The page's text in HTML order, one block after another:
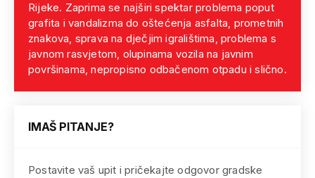
Rijeke. Zaprima se najširi spektar problema poput
grafita i vandalizma do oštećenja asfalta, prometnih
znakova, sprava na dječjim igralištima, problema s
javnom rasvjetom, olupinama vozila na javnim
površinama, nepropisno odbačenom otpadu i slično.
IMAŠ PITANJE?
Postavite vaš upit i pričekajte odgovor gradske